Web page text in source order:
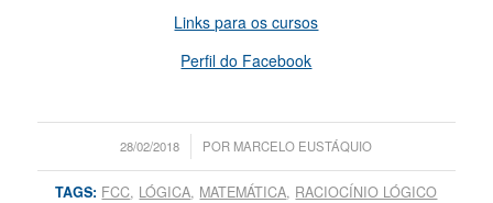
Links para os cursos
Perfil do Facebook
28/02/2018
/ POR MARCELO EUSTÁQUIO
TAGS: FCC, LÓGICA, MATEMÁTICA, RACIOCÍNIO LÓGICO